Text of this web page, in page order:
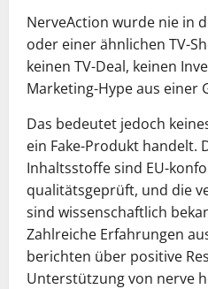
NerveAction wurde nie in
oder einer ähnlichen TV-
keinen TV-Deal, keinen
Marketing-Hype aus einer
Das bedeutet jedoch
ein Fake-Produkt handelt.
Inhaltsstoffe sind EU-
qualitätsgeprüft, und die
sind wissenschaftlich
Zahlreiche Erfahrungen
berichten über positive
Unterstützung von nerve